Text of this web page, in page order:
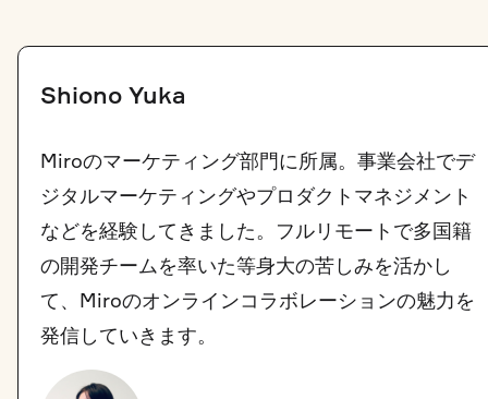
Shiono Yuka
Miroのマーケティング部門に所属。事業会社でデ
ジタルマーケティングやプロダクトマネジメント
などを経験してきました。フルリモートで多国籍
の開発チームを率いた等身大の苦しみを活かし
て、Miroのオンラインコラボレーションの魅力を
発信していきます。